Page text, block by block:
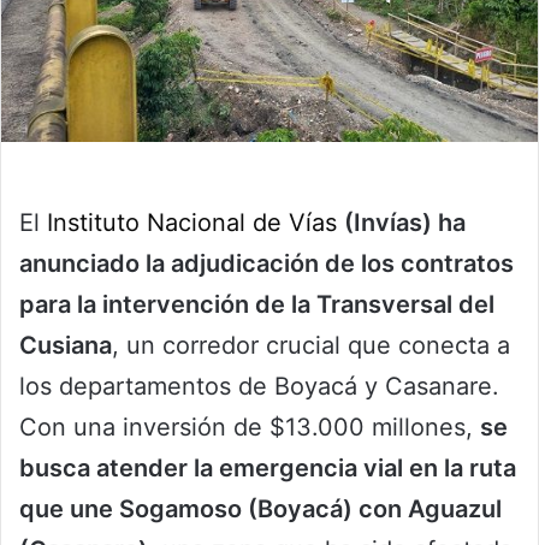
El Instituto Nacional de Vías (Invías) ha
anunciado la adjudicación de los contratos
para la intervención de la Transversal del
Cusiana, un corredor crucial que conecta a
los departamentos de Boyacá y Casanare.
Con una inversión de $13.000 millones, se
busca atender la emergencia vial en la ruta
que une Sogamoso (Boyacá) con Aguazul